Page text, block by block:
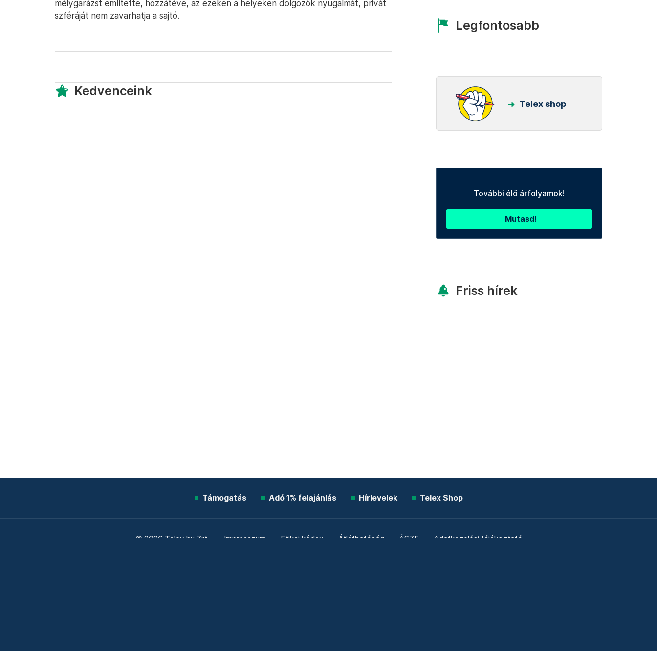
mélygarázst említette, hozzátéve, az ezeken a helyeken dolgozók nyugalmát, privát
szféráját nem zavarhatja a sajtó.
Kedvenceink
Legfontosabb
Telex shop
További élő árfolyamok!
Mutasd!
Friss hírek
Támogatás Adó 1% felajánlás Hírlevelek Telex Shop
© 2026 Telex.hu Zrt. Impresszum Etikai kódex Átláthatóság ÁSZF Adatkezelési tájékoztató